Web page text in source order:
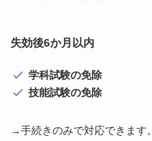
失効後6か月以内
学科試験の免除
技能試験の免除
→手続きのみで対応できます。